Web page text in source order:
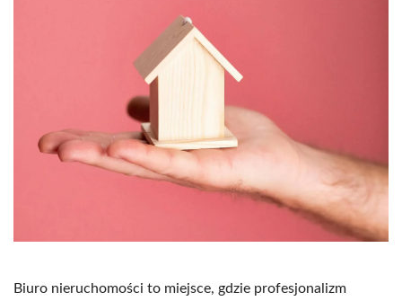
Biuro nieruchomości to miejsce, gdzie profesjonalizm